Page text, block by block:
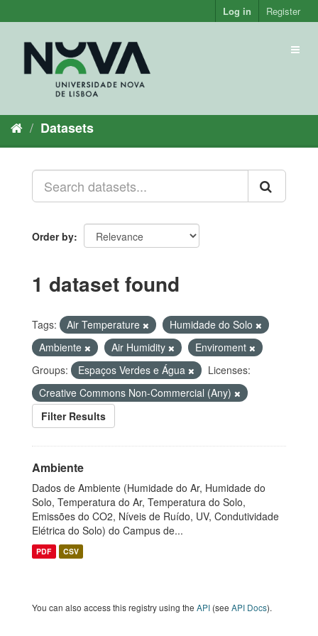
to
Log in Register
Datasets
Order by
1 dataset found
Tags: Air Temperature
Humidade do Solo
Ambiente
Air Humidity
Enviroment
Groups:
Espaços Verdes e Água
Licenses:
Creative Commons Non-Commercial (Any)
Filter Results
Ambiente
Dados de Ambiente (Humidade do Ar, Humidade do
Solo, Temperatura do Ar, Temperatura do Solo,
Emissões do CO2, Níveis de Ruído, UV, Condutividade
Elétrica do Solo) do Campus de...
PDF CSV
You can also access this registry using the API (see API Docs).